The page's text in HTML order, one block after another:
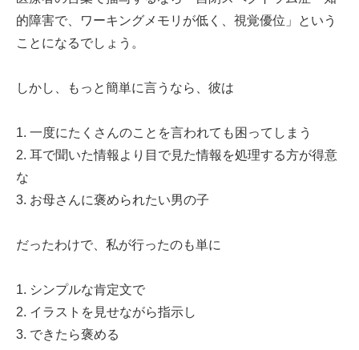
的障害で、ワーキングメモリが低く、視覚優位」という
ことになるでしょう。
しかし、もっと簡単に言うなら、彼は
1. 一度にたくさんのことを言われても困ってしまう
2. 耳で聞いた情報より目で見た情報を処理する方が得意
な
3. お母さんに褒められたい男の子
だったわけで、私が行ったのも単に
1. シンプルな肯定文で
2. イラストを見せながら指示し
3. できたら褒める